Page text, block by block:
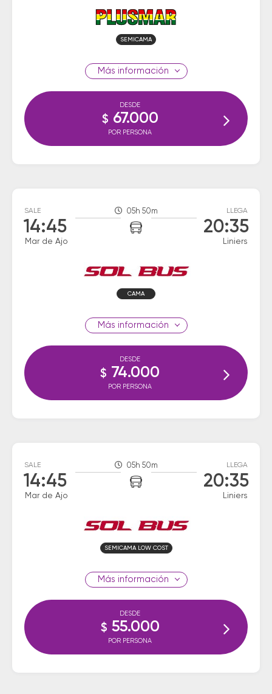
SEMICAMA
información
DESDE
$ 67.000
POR PERSONA
SALE
14:45
Mar de Ajo
05h 50m LLEGA
20:35
Liniers
CAMA
información
DESDE
$ 74.000
POR PERSONA
SALE
14:45
Mar de Ajo
05h 50m LLEGA
20:35
Liniers
SEMICAMA LOW COST
información
DESDE
$ 55.000
POR PERSONA